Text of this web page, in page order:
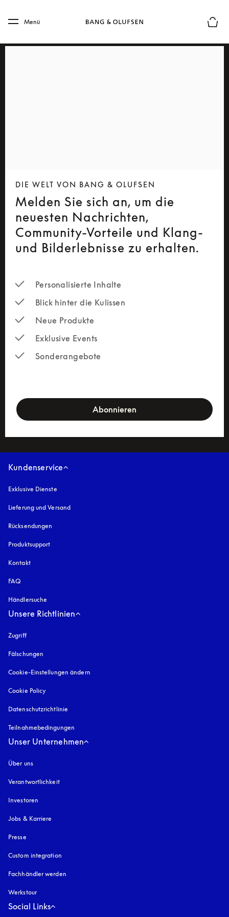
Skip to main footer
Menü
DIE WELT VON BANG & OLUFSEN
Melden Sie sich an, um die
neuesten Nachrichten,
Community-Vorteile und Klang-
und Bilderlebnisse zu erhalten.
Personalisierte Inhalte
Blick hinter die Kulissen
Neue Produkte
Exklusive Events
Sonderangebote
Abonnieren
Kundenservice
Exklusive Dienste
Lieferung und Versand
Rücksendungen
Produktsupport
Kontakt
FAQ
Händlersuche
Unsere Richtlinien
Zugrifföffnet sich in einem neuen Tab
Fälschungen
Cookie-Einstellungen ändern
Cookie Policy
Datenschutzrichtlinie
Teilnahmebedingungen
Unser Unternehmen
Über uns
Verantwortlichkeit
Investoren
Jobs & Karriere
Presse
Custom integration
Fachhändler werden
Werkstour
Social Links